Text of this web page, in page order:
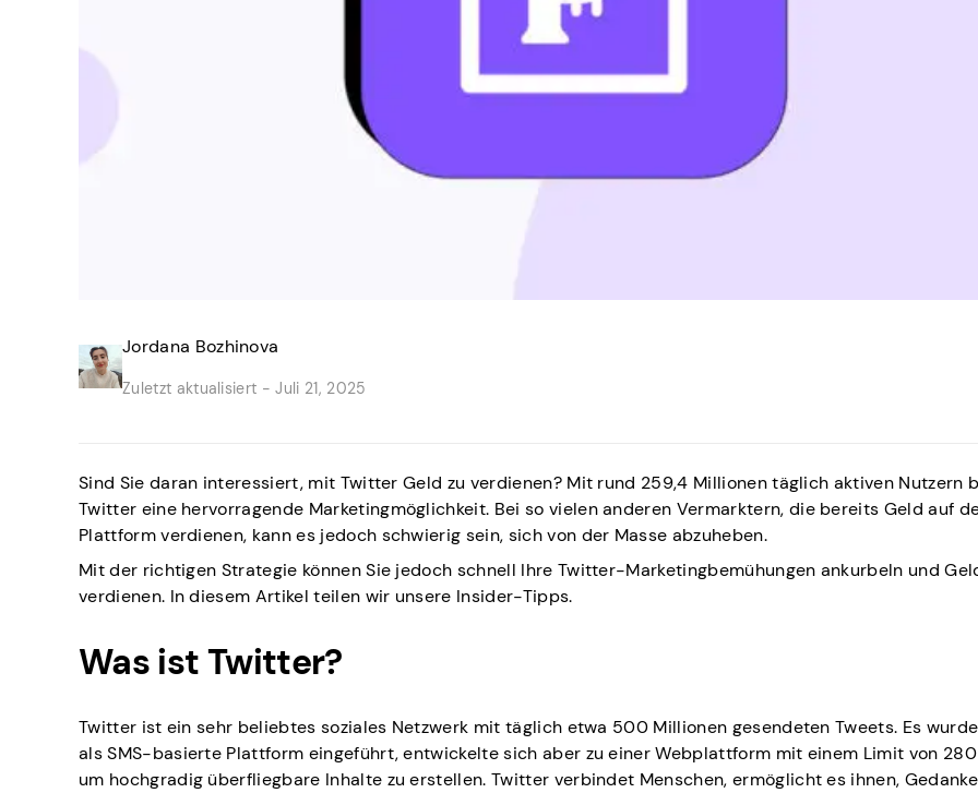
Jordana Bozhinova
Zuletzt aktualisiert - Juli 21, 2025
Sind Sie daran interessiert, mit Twitter Geld zu verdienen? Mit rund 259,4 Millionen täglich aktiven Nutzern
Twitter eine hervorragende Marketingmöglichkeit. Bei so vielen anderen Vermarktern, die bereits Geld auf
Plattform verdienen, kann es jedoch schwierig sein, sich von der Masse abzuheben.
Mit der richtigen Strategie können Sie jedoch schnell Ihre Twitter-Marketingbemühungen ankurbeln und
verdienen. In diesem Artikel teilen wir unsere Insider-Tipps.
Was ist Twitter?
Twitter ist ein sehr beliebtes soziales Netzwerk mit täglich etwa 500 Millionen gesendeten Tweets. Es
als SMS-basierte Plattform eingeführt, entwickelte sich aber zu einer Webplattform mit einem Limit von 280
um hochgradig überfliegbare Inhalte zu erstellen. Twitter verbindet Menschen, ermöglicht es ihnen,